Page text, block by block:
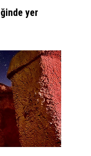
yer